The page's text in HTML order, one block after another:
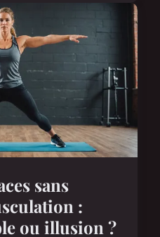
sans
:
ou illusion ?